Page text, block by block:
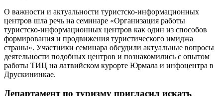
О важности и актуальности туристско-информационных
центров шла речь на семинаре «Организация работы
туристско-информационных центров как один из способов
формирования и продвижения туристического имиджа
страны». Участники семинара обсудили актуальные вопросы
деятельности подобных центров и познакомились с опытом
работы ТИЦ на латвийском курорте Юрмала и инфоцентра в
Друскининкае.
Департамент по туризму пригласил искать